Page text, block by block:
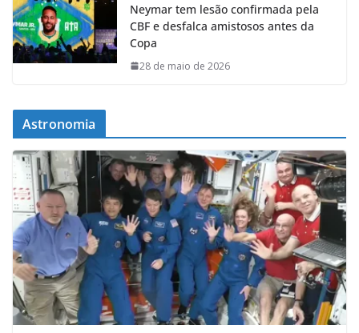
Neymar tem lesão confirmada pela
CBF e desfalca amistosos antes da
Copa
28 de maio de 2026
Astronomia